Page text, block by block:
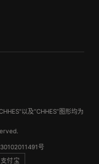
以及“CHHES”图形均为
号
支付宝